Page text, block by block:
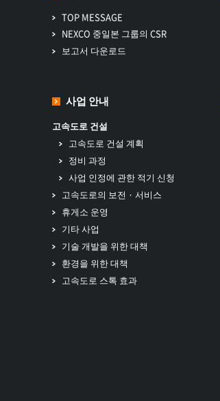
TOP MESSAGE
NEXCO 중일본 그룹의 CSR
보고서 다운로드
사업 안내
고속도로 건설
고속도로 건설 계획
정비 과정
사업 인정에 관한 적기 신청
고속도로의 보전 · 서비스
휴게소 운영
기타 사업
기술 개발을 위한 대책
환경을 위한 대책
고속도로 스톡 효과